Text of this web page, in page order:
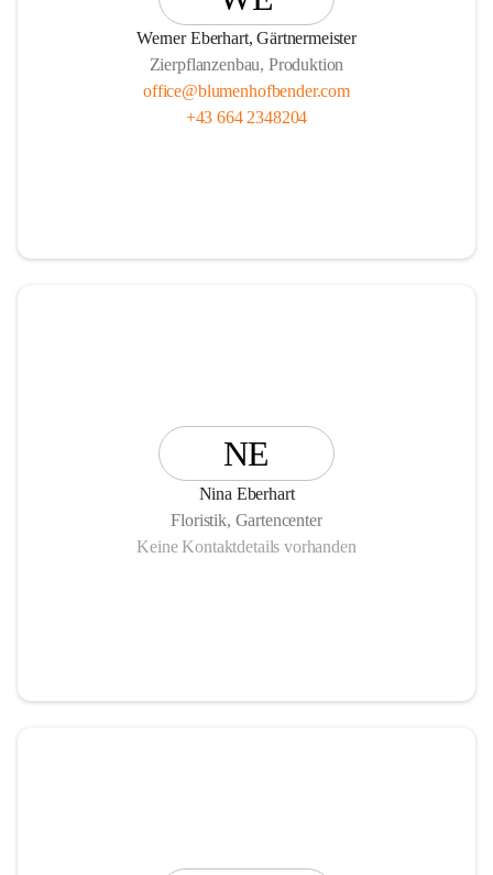
Vasen, Schalen und Pflanzgefäße!
Werner Eberhart, Gärtnermeister
Zierpflanzenbau, Produktion
office@blumenhofbender.com
+43 664 2348204
NE
Nina Eberhart
Floristik, Gartencenter
Keine Kontaktdetails vorhanden